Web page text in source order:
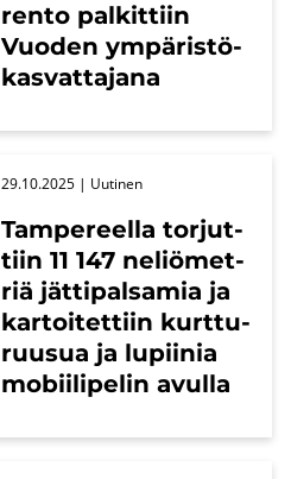
ren­to pal­kit­tiin
Vuo­den ym­pä­ris­tö­
kas­vat­ta­ja­na
Tam­pe­reel­la tor­jut­
tiin 11 147 ne­liö­met­
riä jät­ti­pal­sa­mia ja
kar­toi­tet­tiin kurt­tu­
ruusua ja lu­pii­nia
mo­bii­li­pe­lin avul­la
29.10.2025 | Uu­ti­nen